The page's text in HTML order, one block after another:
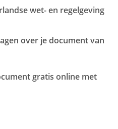
wet- en regelgeving
over je document van
gratis online met
laat lopen;
aan verspilling
spullen
spullen